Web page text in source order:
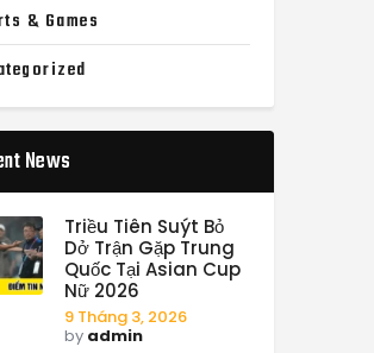
& Games
News
Triều Tiên Suýt Bỏ
Dở Trận Gặp Trung
Quốc Tại Asian Cup
Nữ 2026
9 Tháng 3, 2026
by admin